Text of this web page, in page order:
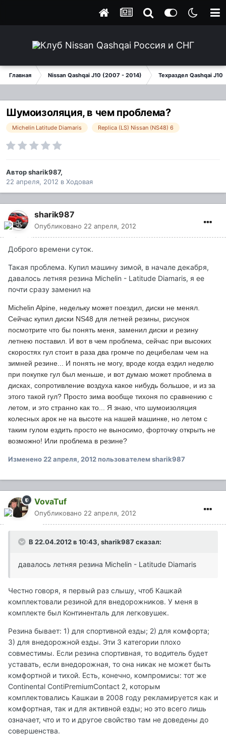
Главная Nissan Qashqai J10 (2007 - 2014) Техраздел Qashqai J10
Шумоизоляция, в чем проблема?
Michelin Latitude Diamaris Replica (LS) Nissan (NS48) 6
Авторsharik987,
22 апреля, 2012 в Ходовая
sharik987
Опубликовано 22 апреля, 2012
Доброго времени суток.
Такая проблема. Купил машину зимой, в начале декабря,
давалось летняя резина Michelin - Latitude Diamaris, я ее
почти сразу заменил на
Michelin Alpine, недельку может поездил, диски не менял.
Сейчас купил диски NS48 для летней резины, рисунок
посмотрите что бы понять меня, заменил диски и резину
летнею поставил. И вот в чем проблема, сейчас при высоких
скоростях гул стоит в раза два громче по децибелам чем на
зимней резине... И понять не могу, вроде когда ездил неделю
при покупке гул был меньше, и вот думаю может проблема в
дисках, сопротивление воздуха какое нибудь большое, и из за
этого такой гул? Просто зима вообще тихоня по сравнению с
летом, и это странно как то... Я знаю, что шумоизоляция
колесных арок не на высоте на нашей машинке, но летом с
таким гулом ездить просто не выносимо, форточку открыть не
возможно! Или проблема в резине?
Изменено22 апреля, 2012пользователем sharik987
VovaTuf
Опубликовано 22 апреля, 2012
В 22.04.2012 в 10:43, sharik987 сказал:
давалось летняя резина Michelin - Latitude Diamaris
Честно говоря, я первый раз слышу, чтоб Кашкай
комплектовали резиной для внедорожников. У меня в
комплекте был Континенталь для легковушек.
Резина бывает: 1) для спортивной езды; 2) для комфорта;
3) для внедорожной езды. Эти 3 категории плохо
совместимы. Если резина спортивная, то водитель будет
уставать, если внедорожная, то она никак не может быть
комфортной и тихой. Есть, конечно, компромисы: тот же
Continental ContiPremiumContact 2, которым
комплектовались Кашкаи в 2008 году рекламируется как и
комфортная, так и для активной езды; но это всего лишь
означает, что и то и другое свойство там не доведены до
совершенства.